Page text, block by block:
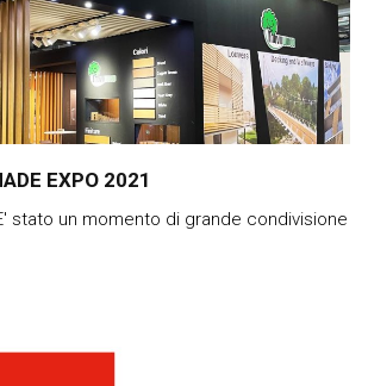
EXPO 2021
stato un momento di grande condivisione